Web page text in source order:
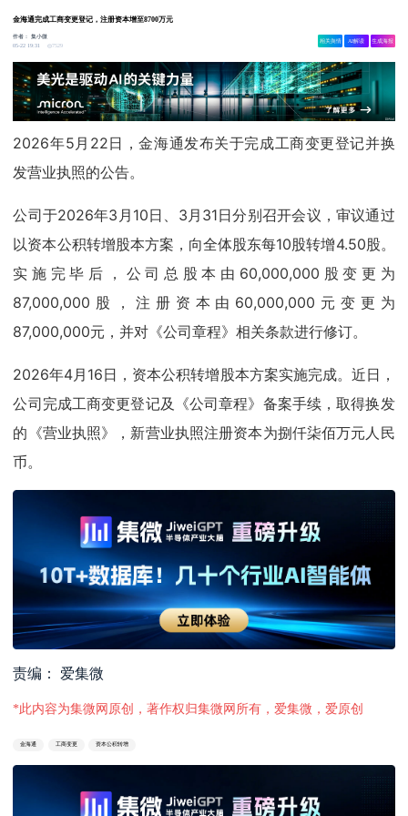
金海通完成工商变更登记，注册资本增至8700万元
作者：集小微
05-22 19:31
7529
相关舆情 AI解读 生成海报
2026年5月22日，金海通发布关于完成工商变更登记并换
发营业执照的公告。
公司于2026年3月10日、3月31日分别召开会议，审议通过
以资本公积转增股本方案，向全体股东每10股转增4.50股。
实施完毕后，公司总股本由60,000,000股变更为
87,000,000股，注册资本由60,000,000元变更为
87,000,000元，并对《公司章程》相关条款进行修订。
2026年4月16日，资本公积转增股本方案实施完成。近日，
公司完成工商变更登记及《公司章程》备案手续，取得换发
的《营业执照》，新营业执照注册资本为捌仟柒佰万元人民
币。
责编： 爱集微
*此内容为集微网原创，著作权归集微网所有，爱集微，爱原创
金海通 工商变更 资本公积转增